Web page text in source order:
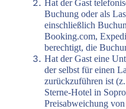
Hat der Gast
Buchung oder als
einschließlich
Booking.com,
berechtigt, die
Hat der Gast eine
der selbst für einen
zurückzuführen ist
Sterne-Hotel in
Preisabweichung